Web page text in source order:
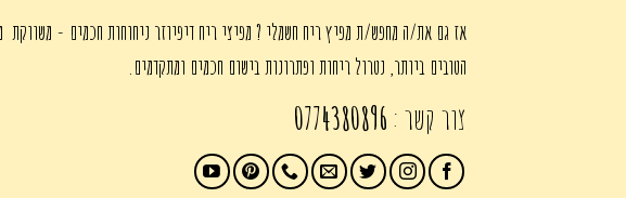
אז גם את/ה מחפש/ת מפיץ ריח חשמלי ? מפיצי ריח דיפיוזר ניחוחות חכמים - משווקת
הטובים ביותר, נטרול ריחות ופתרונות בישום חכמים ומתקדמים.
צור קשר : 0774380896